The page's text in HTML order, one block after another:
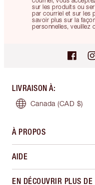
sur les produits ou
par courriel et sur les
savoir plus sur la
personnelles, veuillez
LIVRAISON À:
Canada (CAD $)
À PROPOS
AIDE
EN DÉCOUVRIR PLUS DE